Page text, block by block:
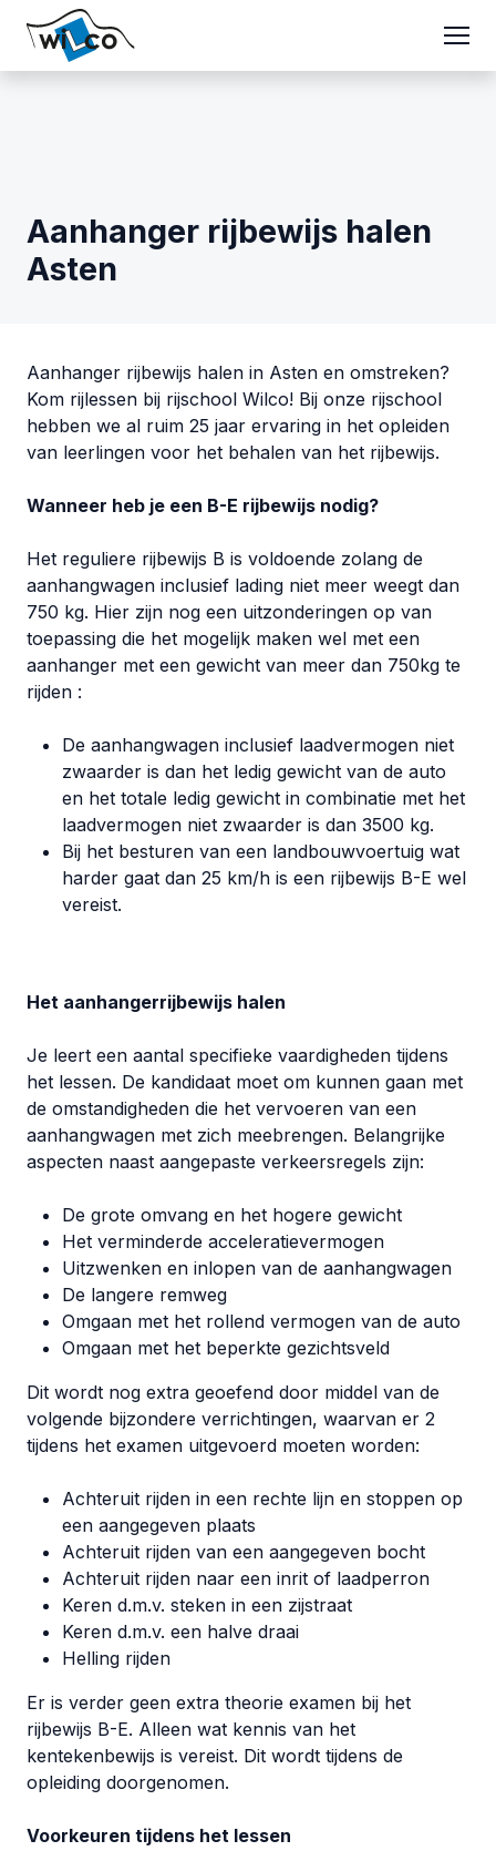
Aanhanger rijbewijs halen
Asten
Aanhanger rijbewijs halen in Asten en omstreken?
Kom rijlessen bij rijschool Wilco! Bij onze rijschool
hebben we al ruim 25 jaar ervaring in het opleiden
van leerlingen voor het behalen van het rijbewijs.
Wanneer heb je een B-E rijbewijs nodig?
Het reguliere rijbewijs B is voldoende zolang de
aanhangwagen inclusief lading niet meer weegt dan
750 kg. Hier zijn nog een uitzonderingen op van
toepassing die het mogelijk maken wel met een
aanhanger met een gewicht van meer dan 750kg te
rijden :
De aanhangwagen inclusief laadvermogen niet
zwaarder is dan het ledig gewicht van de auto
en het totale ledig gewicht in combinatie met het
laadvermogen niet zwaarder is dan 3500 kg.
Bij het besturen van een landbouwvoertuig wat
harder gaat dan 25 km/h is een rijbewijs B-E wel
vereist.
Het aanhangerrijbewijs halen
Je leert een aantal specifieke vaardigheden tijdens
het lessen. De kandidaat moet om kunnen gaan met
de omstandigheden die het vervoeren van een
aanhangwagen met zich meebrengen. Belangrijke
aspecten naast aangepaste verkeersregels zijn:
De grote omvang en het hogere gewicht
Het verminderde acceleratievermogen
Uitzwenken en inlopen van de aanhangwagen
De langere remweg
Omgaan met het rollend vermogen van de auto
Omgaan met het beperkte gezichtsveld
Dit wordt nog extra geoefend door middel van de
volgende bijzondere verrichtingen, waarvan er 2
tijdens het examen uitgevoerd moeten worden:
Achteruit rijden in een rechte lijn en stoppen op
een aangegeven plaats
Achteruit rijden van een aangegeven bocht
Achteruit rijden naar een inrit of laadperron
Keren d.m.v. steken in een zijstraat
Keren d.m.v. een halve draai
Helling rijden
Er is verder geen extra theorie examen bij het
rijbewijs B-E. Alleen wat kennis van het
kentekenbewijs is vereist. Dit wordt tijdens de
opleiding doorgenomen.
Voorkeuren tijdens het lessen